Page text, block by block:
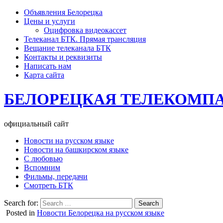
Объявления Белорецка
Цены и услуги
Оцифровка видеокассет
Телеканал БТК. Прямая трансляция
Вещание телеканала БТК
Контакты и реквизиты
Написать нам
Карта сайта
БЕЛОРЕЦКАЯ
официальный сайт
Новости на русском языке
Новости на башкирском языке
С любовью
Вспомним
Фильмы, передачи
Смотреть БТК
Search for:
Posted in Новости Белорецка на русском языке